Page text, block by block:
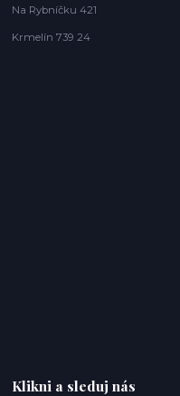
Na Rybníčku 421
Krmelín 739 24
Klikni a sleduj nás